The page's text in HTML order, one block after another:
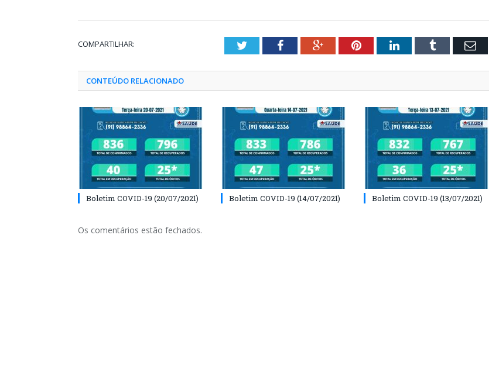
COMPARTILHAR: TwitterFacebookGoogle+PinterestLinkedInTumblr Email
CONTEÚDO RELACIONADO
Boletim COVID-19 (20/07/2021) Boletim COVID-19 (14/07/2021) Boletim COVID-19 (13/07/2021)
Os comentários estão fechados.